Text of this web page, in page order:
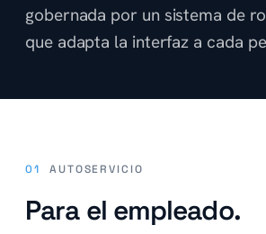
gobernada por un sistema de
que adapta la interfaz a cada
01 AUTOSERVICIO
Para el empleado.